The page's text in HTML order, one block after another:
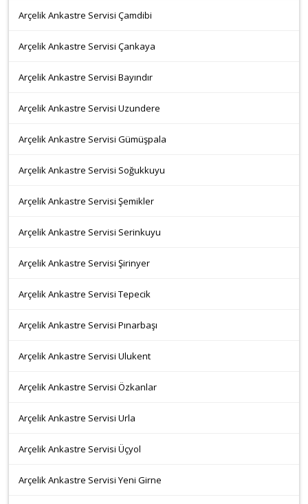
Arçelik Ankastre Servisi Çamdibi
Arçelik Ankastre Servisi Çankaya
Arçelik Ankastre Servisi Bayındır
Arçelik Ankastre Servisi Uzundere
Arçelik Ankastre Servisi Gümüşpala
Arçelik Ankastre Servisi Soğukkuyu
Arçelik Ankastre Servisi Şemikler
Arçelik Ankastre Servisi Serinkuyu
Arçelik Ankastre Servisi Şirinyer
Arçelik Ankastre Servisi Tepecik
Arçelik Ankastre Servisi Pınarbaşı
Arçelik Ankastre Servisi Ulukent
Arçelik Ankastre Servisi Özkanlar
Arçelik Ankastre Servisi Urla
Arçelik Ankastre Servisi Üçyol
Arçelik Ankastre Servisi Yeni Girne